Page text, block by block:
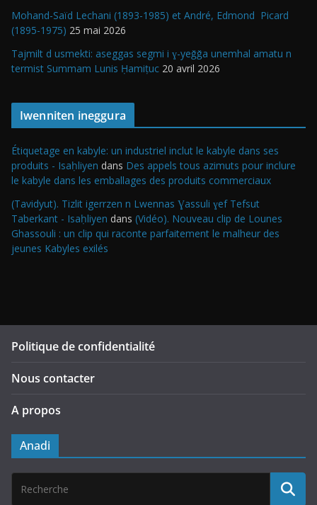
Mohand-Saïd Lechani (1893-1985) et André, Edmond Picard
(1895-1975) 25 mai 2026
Tajmilt d usmekti: aseggas segmi i ɣ-yeǧǧa unemhal amatu n
termist Summam Lunis Ḥamiṭuc 20 avril 2026
Iwenniten ineggura
Étiquetage en kabyle: un industriel inclut le kabyle dans ses
produits - Isaḥliyen dans Des appels tous azimuts pour inclure
le kabyle dans les emballages des produits commerciaux
(Tavidyut). Tizlit igerrzen n Lwennas Ɣassuli ɣef Tefsut
Taberkant - Isaḥliyen dans (Vidéo). Nouveau clip de Lounes
Ghassouli : un clip qui raconte parfaitement le malheur des
jeunes Kabyles exilés
Politique de confidentialité
Nous contacter
A propos
Anadi